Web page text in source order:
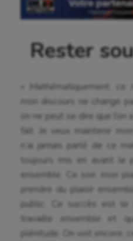
Athlétisme
Auto
Aviron
Balle à la main
Ballon au poing
Baseball
Billard
Rester
« Mathématiquement, ce
mon discours ne change
on ne peut se dire que
fait. Je veux maintenir
n’ai jamais parlé de ce
toujours mis en avant
ensemble. Ce soir, mon
prendre du plaisir
public. Ce succès est le
travaille ensemble et
plénitude. On voit encore,